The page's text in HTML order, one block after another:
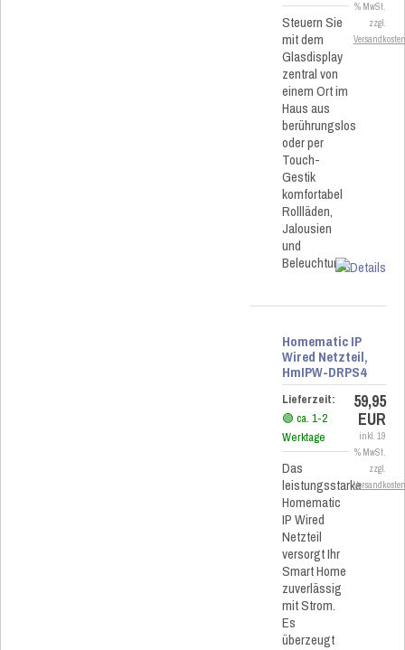
Steuern Sie
mit dem
Glasdisplay
zentral von
einem Ort im
Haus aus
berührungslos
oder per
Touch-
Gestik
komfortabel
Rollläden,
Jalousien
und
Beleuchtung.
% MwSt.
zzgl.
Versandkosten
Homematic IP
Wired Netzteil,
HmIPW-DRPS4
Lieferzeit:
🟢 ca. 1-2
Werktage
Das
leistungsstarke
Homematic
IP Wired
Netzteil
versorgt Ihr
Smart Home
zuverlässig
mit Strom.
Es
überzeugt
59,95
EUR
inkl. 19
% MwSt.
zzgl.
Versandkosten